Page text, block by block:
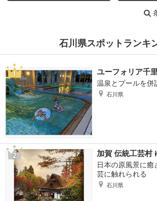
石川県スポットランキ
ユーフォリア千
温泉とプールを併
石川県
加賀 伝統工芸村
日本の原風景に癒
芸に触れられる
石川県